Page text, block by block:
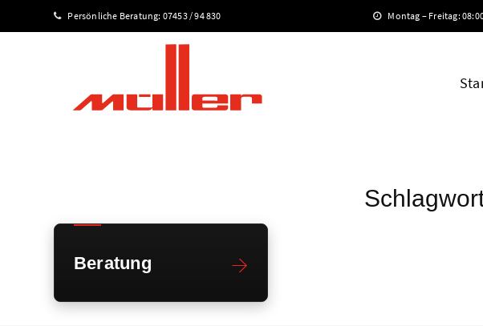
Persönliche Beratung: 07453 / 94 830 Montag – Freitag:
Beratung